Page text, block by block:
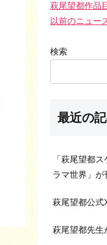
萩尾望都作品
以前のニュー
検索
最近の
「萩尾望都
ラマ世界」が
萩尾望都公式
萩尾望都先生